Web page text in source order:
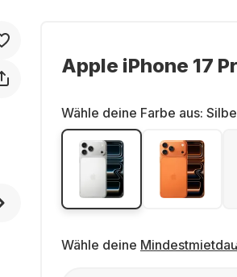
Apple iPhone 17
Wähle deine Farbe aus:
Wähle deine